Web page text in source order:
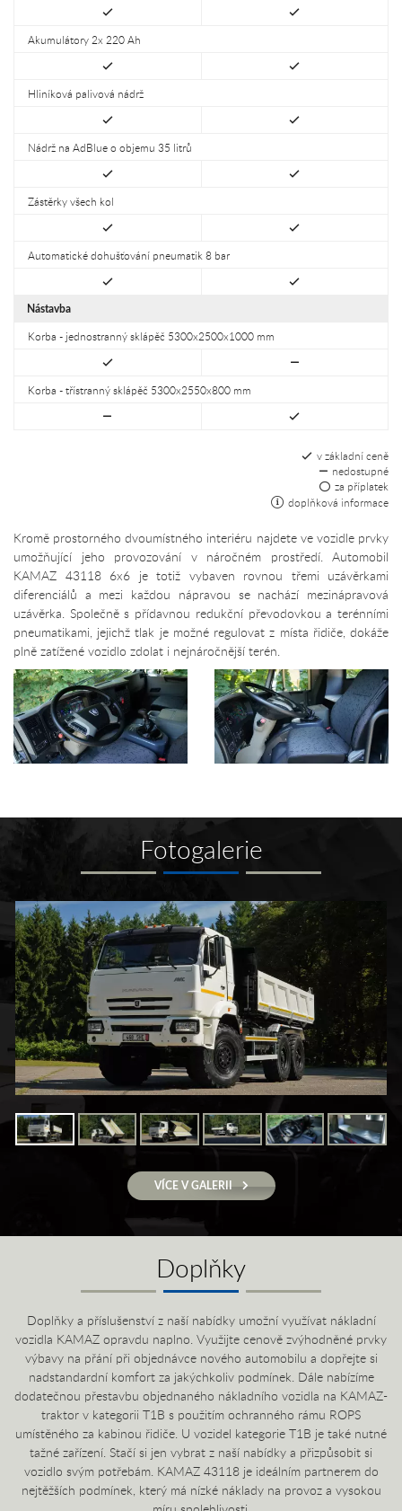
Akumulátory 2x 220 Ah
Hliníková palivová nádrž
Nádrž na AdBlue o objemu 35 litrů
Zástěrky všech kol
Automatické dohušťování pneumatik 8 bar
Nástavba
Korba - jednostranný sklápěč 5300x2500x1000 mm
Korba - třístranný sklápěč 5300x2550x800 mm
v základní ceně
nedostupné
za příplatek
doplňková informace
Kromě prostorného dvoumístného interiéru najdete ve vozidle prvky
umožňující jeho provozování v náročném prostředí. Automobil
KAMAZ 43118 6x6 je totiž vybaven rovnou třemi uzávěrkami
diferenciálů a mezi každou nápravou se nachází mezinápravová
uzávěrka. Společně s přídavnou redukční převodovkou a terénními
pneumatikami, jejichž tlak je možné regulovat z místa řidiče, dokáže
plně zatížené vozidlo zdolat i nejnáročnější terén.
Fotogalerie
VÍCE V GALERII
Doplňky
Doplňky a příslušenství z naší nabídky umožní využívat nákladní
vozidla KAMAZ opravdu naplno. Využijte cenově zvýhodněné prvky
výbavy na přání při objednávce nového automobilu a dopřejte si
nadstandardní komfort za jakýchkoliv podmínek. Dále nabízíme
dodatečnou přestavbu objednaného nákladního vozidla na KAMAZ-
traktor v kategorii T1B s použitím ochranného rámu ROPS
umístěného za kabinou řidiče. U vozidel kategorie T1B je také nutné
tažné zařízení. Stačí si jen vybrat z naší nabídky a přizpůsobit si
vozidlo svým potřebám. KAMAZ 43118 je ideálním partnerem do
nejtěžších podmínek, který má nízké náklady na provoz a vysokou